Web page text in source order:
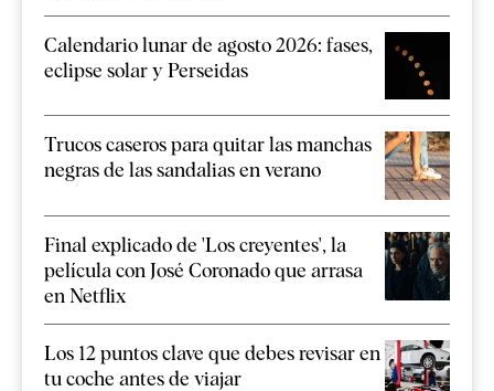
Calendario lunar de agosto 2026: fases,
eclipse solar y Perseidas
Trucos caseros para quitar las manchas
negras de las sandalias en verano
Final explicado de 'Los creyentes', la
película con José Coronado que arrasa
en Netflix
Los 12 puntos clave que debes revisar en
tu coche antes de viajar